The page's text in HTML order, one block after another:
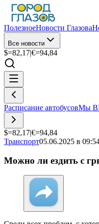
ПолезноеНовости Глазова
Все новости
$=82,17|€=94,84
Расписание автобусовМы
$=82,17|€=94,84
Транспорт05.06.2025 в
Можно ли ездить с